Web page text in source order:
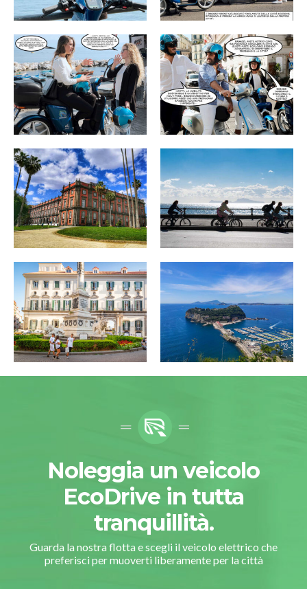
Noleggia un veicolo
EcoDrive in tutta
tranquillità.
Guarda la nostra flotta e scegli il veicolo elettrico che
preferisci per muoverti liberamente per la città